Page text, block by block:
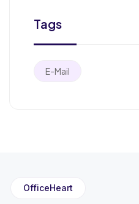
Tags
E-Mail
OfficeHeart